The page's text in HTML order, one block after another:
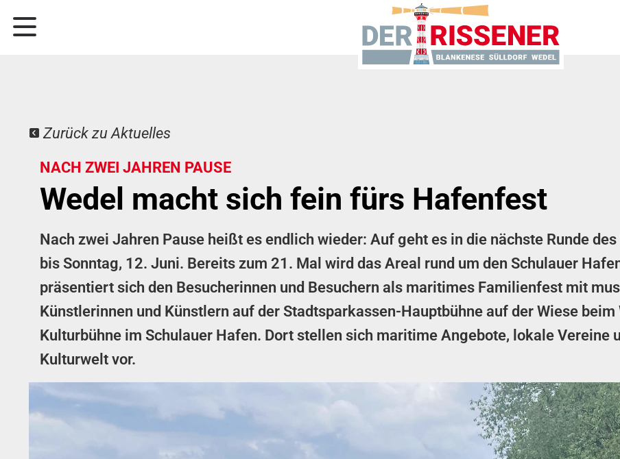
Zurück zu Aktuelles
NACH ZWEI JAHREN PAUSE
Wedel macht sich fein fürs Hafenfest
Nach zwei Jahren Pause heißt es endlich wieder: Auf geht es in die nächste Runde
bis Sonntag, 12. Juni. Bereits zum 21. Mal wird das Areal rund um den Schulauer
präsentiert sich den Besucherinnen und Besuchern als maritimes Familienfest mit
Künstlerinnen und Künstlern auf der Stadtsparkassen-Hauptbühne auf der Wiese
Kulturbühne im Schulauer Hafen. Dort stellen sich maritime Angebote, lokale Vereine
Kulturwelt vor.